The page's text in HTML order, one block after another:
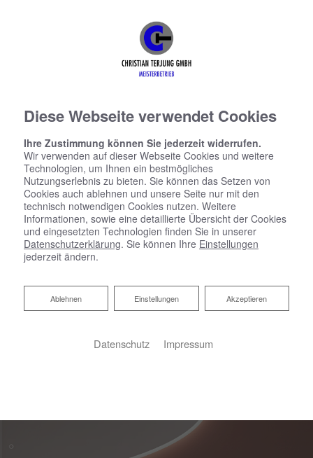
Diese Webseite verwendet Cookies
Ihre Zustimmung können Sie jederzeit widerrufen.
Wir verwenden auf dieser Webseite Cookies und weitere
Technologien, um Ihnen ein bestmögliches
Nutzungserlebnis zu bieten. Sie können das Setzen von
Cookies auch ablehnen und unsere Seite nur mit den
technisch notwendigen Cookies nutzen. Weitere
Informationen, sowie eine detaillierte Übersicht der Cookies
und eingesetzten Technologien finden Sie in unserer
Datenschutzerklärung. Sie können Ihre Einstellungen
jederzeit ändern.
Akzeptieren
Einstellungen
Ablehnen
Ablehnen
Datenschutz Impressum